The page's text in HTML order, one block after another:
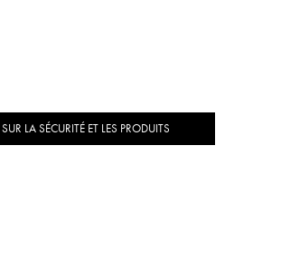
LA SÉCURITÉ ET LES PRODUITS